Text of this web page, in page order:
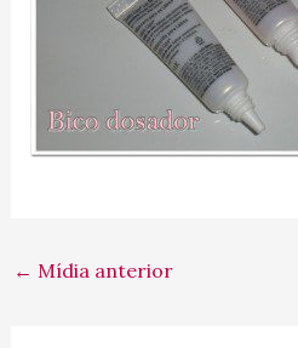
← Mídia anterior